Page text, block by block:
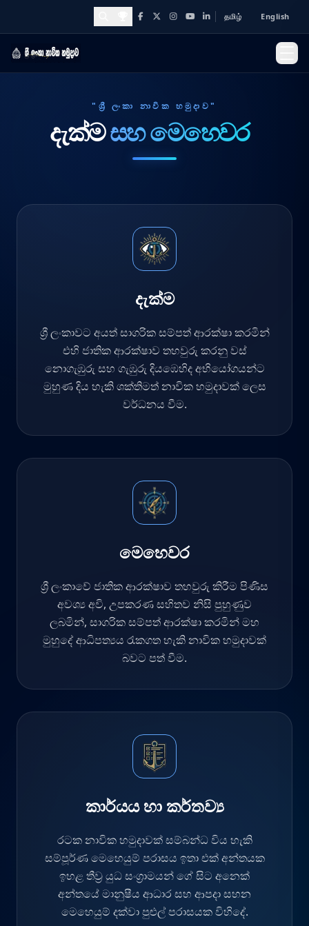
Awards and Achievements
Facebook
X Instagram
YouTubeLinkedIn
தமிழ் English
"ශ්‍රී ලංකා නාවික හමුදාව"
දැක්මසහ මෙහෙවර
දැක්ම
ශ්‍රී ලංකාවට අයත් සාගරික සම්පත් ආරක්ෂා කරමින්
එහි ජාතික ආරක්ෂාව තහවුරු කරනු වස්
නොගැඹුරු සහ ගැඹුරු දියඹෙහිද අභියෝගයන්ට
මුහුණ දිය හැකි ශක්තිමත් නාවික හමුදාවක් ලෙස
වර්ධනය වීම.
මෙහෙවර
ශ්‍රී ලංකාවේ ජාතික ආරක්ෂාව තහවුරු කිරීම පිණිස
අවශ්‍ය අවි, උපකරණ සහිතව නිසි පුහුණුව
ලබමින්, සාගරික සම්පත් ආරක්ෂා කරමින් මහ
මුහුදේ ආධිපත්‍යය රැකගත හැකි නාවික හමුදාවක්
බවට පත් වීම.
කාර්යය හා කර්තව්‍ය
රටක නාවික හමුදාවක් සම්බන්ධ විය හැකි
සම්පූර්ණ මෙහෙයුම් පරාසය ඉතා එක් අන්තයක
ඉහළ තීව්‍ර යුධ සංග්‍රාමයන් ගේ සිට අනෙක්
අන්තයේ මානුෂීය ආධාර සහ ආපදා සහන
මෙහෙයුම් දක්වා පුළුල් පරාසයක විහිදේ.